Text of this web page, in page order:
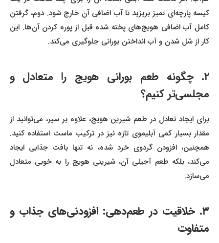
کیسه پارچه‌ای تمیز بریزید تا آب اضافی آن خارج شود. دوم، گرفتن
کامل آب اضافی هویج‌های پخته شده قبل از پوره کردن آن‌ها. این
کار از شل شدن و آب انداختن بورانی جلوگیری می‌کند.
۲. چگونه طعم بورانی هویج را متعادل و
مجلسی‌تر کنیم؟
برای ایجاد تعادل در طعم شیرین هویج، علاوه بر سیر، می‌توانید از
مقدار بسیار کمی آبلیموی تازه نیز در ترکیب ماست استفاده کنید.
همچنین، افزودن گردوی خرد شده، نه تنها بافت جذابی ایجاد
می‌کند، بلکه طعم آجیلی آن، شیرینی هویج را به خوبی متعادل
می‌سازد.
۳. خلاقیت در طعم‌دهی: افزودنی‌های جذاب و
متفاوت